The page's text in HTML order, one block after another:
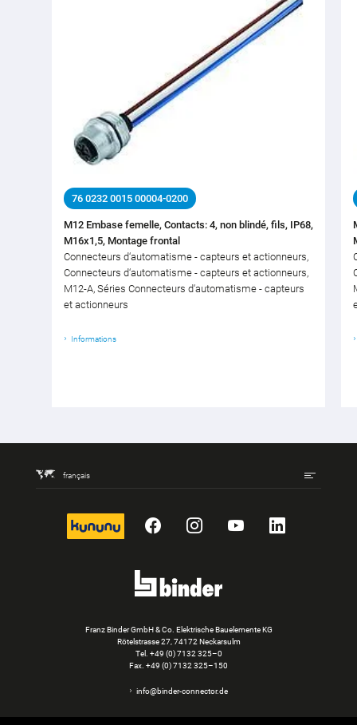
76 0232 0015 00004-0200
M12 Embase femelle, Contacts: 4, non blindé, fils, IP68,
M16x1,5, Montage frontal
Connecteurs d‘automatisme - capteurs et actionneurs,
Connecteurs d‘automatisme - capteurs et actionneurs,
M12-A, Séries Connecteurs d‘automatisme - capteurs
et actionneurs
Informations
français
kununu FacebookInstagram
YouTubeLinkedIn
Franz Binder GmbH & Co. Elektrische Bauelemente KG
Rötelstrasse 27, 74172 Neckarsulm
Tel. +49 (0) 7132 325–0
Fax. +49 (0) 7132 325–150
info@binder-connector.de